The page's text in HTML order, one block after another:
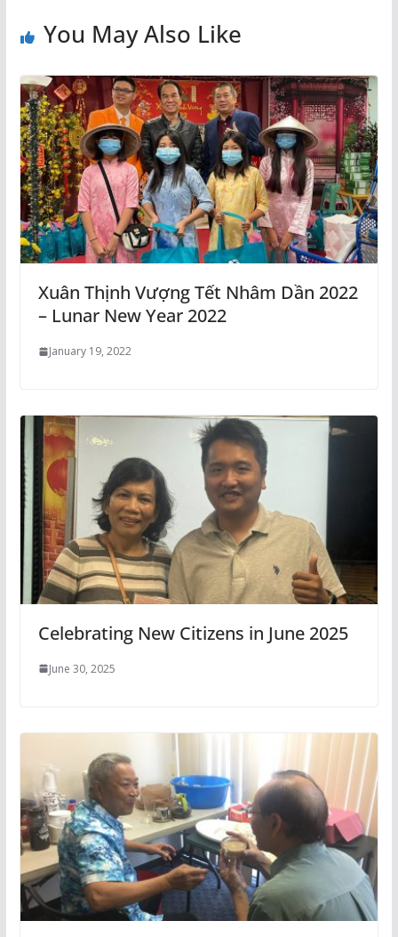
You May Also Like
Xuân Thịnh Vượng Tết Nhâm Dần 2022
– Lunar New Year 2022
January 19, 2022
Celebrating New Citizens in June 2025
June 30, 2025